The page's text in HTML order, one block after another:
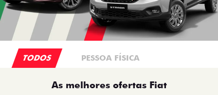
TODOS PESSOA FÍSICA
As melhores ofertas Fiat